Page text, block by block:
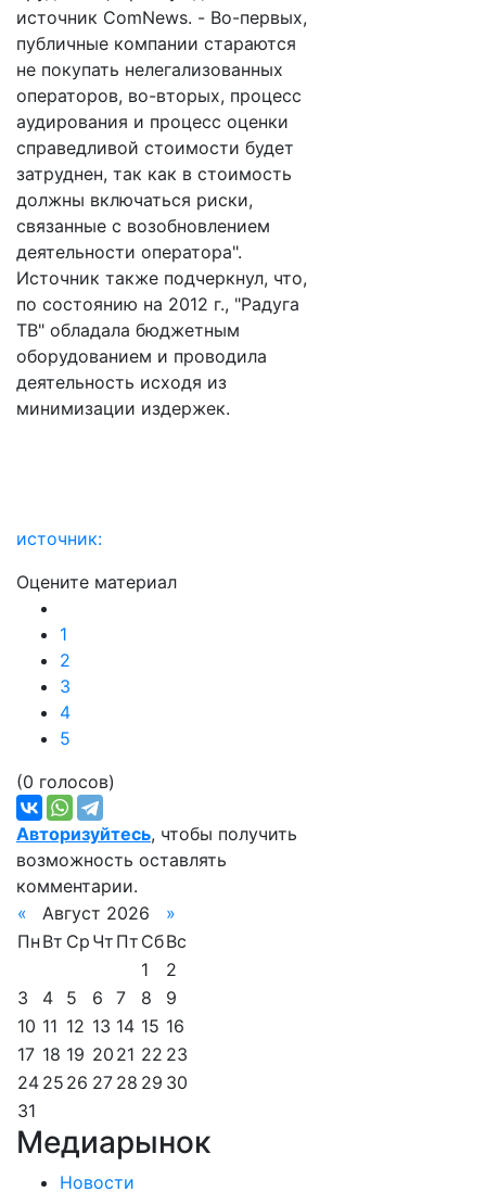
источник ComNews. - Во-первых,
публичные компании стараются
не покупать нелегализованных
операторов, во-вторых, процесс
аудирования и процесс оценки
справедливой стоимости будет
затруднен, так как в стоимость
должны включаться риски,
связанные с возобновлением
деятельности оператора".
Источник также подчеркнул, что,
по состоянию на 2012 г., "Радуга
ТВ" обладала бюджетным
оборудованием и проводила
деятельность исходя из
минимизации издержек.
источник:
Оцените материал
1
2
3
4
5
(0 голосов)
Авторизуйтесь, чтобы получить
возможность оставлять
комментарии.
«
Август 2026
»
Пн Вт Ср Чт Пт СбВс
1
2
3
4 5 6 7 8
9
10 11 12 13 14 15 16
17 18 19 20 21 22 23
24 25 26 27 28 29 30
31
Медиарынок
Новости